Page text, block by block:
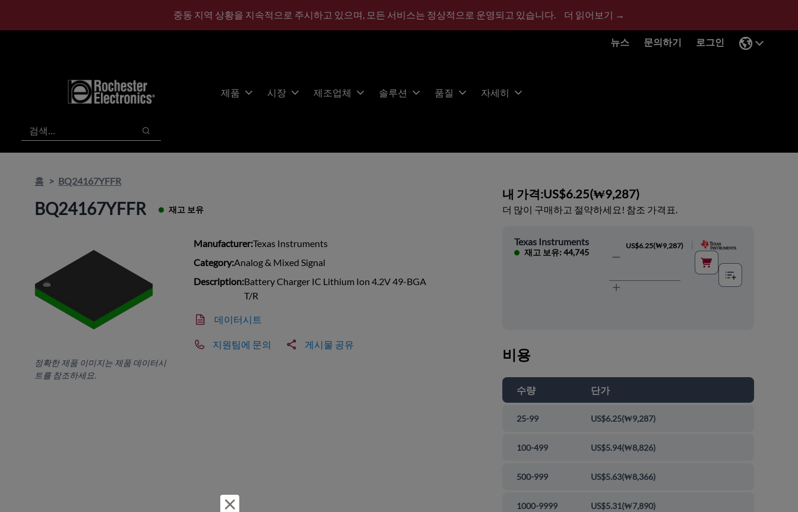
중동 지역 상황을 지속적으로 주시하고 있으며, 모든 서비스는 정상적으로 운영되고 있습니다. 더 읽어보기 →
뉴스 문의하기 로그인
제품 시장 제조업체 솔루션 품질 자세히
검색
검색
홈 BQ24167YFFR
BQ24167YFFR 재고 보유
정확한 제품 이미지는 제품 데이터시
트를 참조하세요.
Manufacturer:Texas Instruments
Category:Analog & Mixed Signal
Description:Battery Charger IC Lithium Ion 4.2V 49-BGA
T/R
데이터시트
지원팀에 문의 게시물 공유
내 가격:US$6.25(₩9,287)
더 많이 구매하고 절약하세요! 참조 가격표.
Texas Instruments
재고 보유: 44,745
US$6.25(₩9,287)
비용
수량 단가
25-99 US$6.25(₩9,287)
100-499 US$5.94(₩8,826)
500-999 US$5.63(₩8,366)
1000-9999 US$5.31(₩7,890)